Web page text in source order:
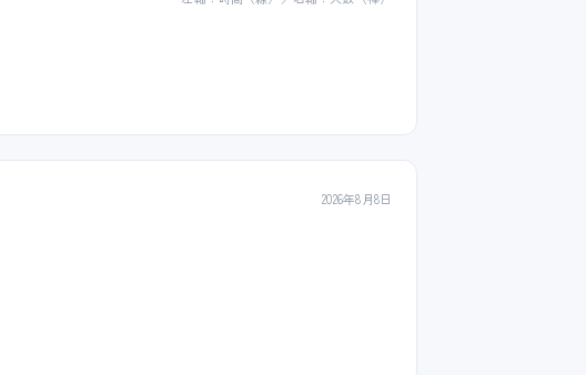
2026年8月8日